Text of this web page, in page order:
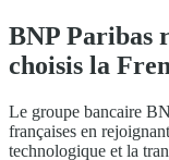
BNP Paribas
choisis la
Le groupe bancaire
françaises en
technologique et la